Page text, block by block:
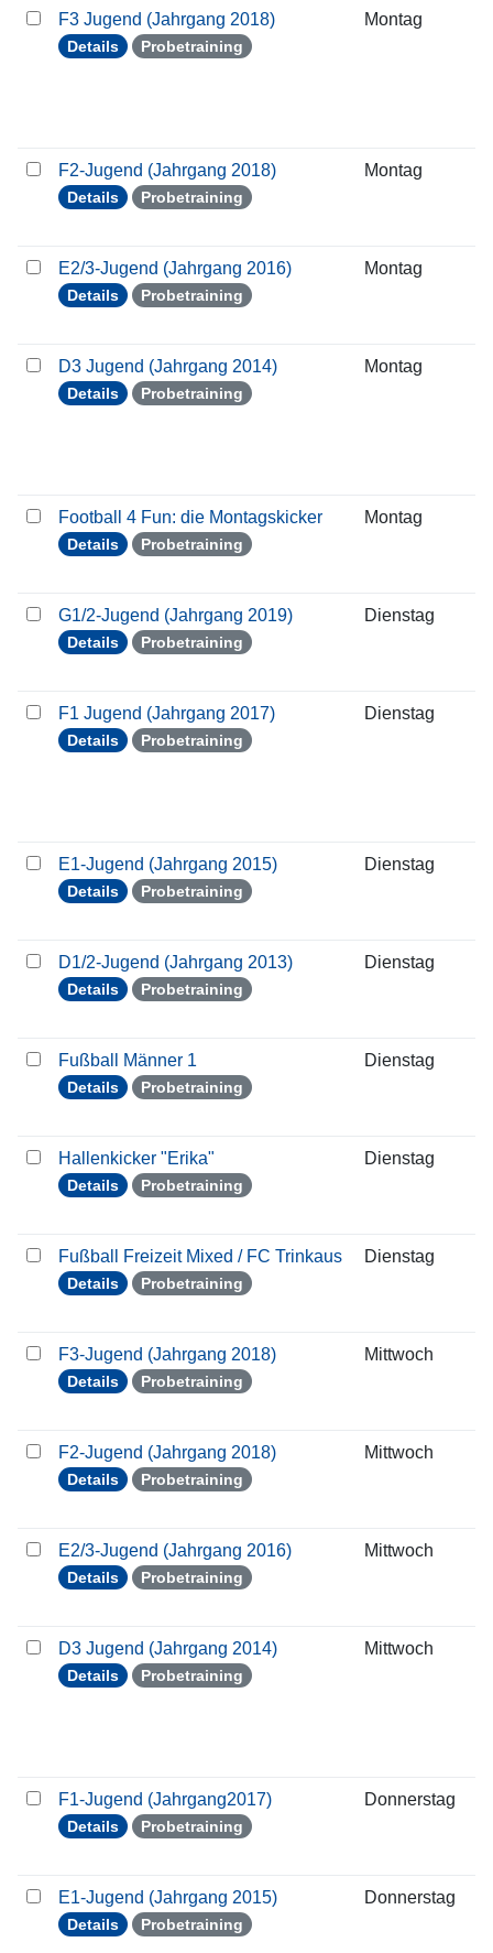
F3 Jugend (Jahrgang 2018)
Details Probetraining
Montag
F2-Jugend (Jahrgang 2018)
Details Probetraining
Montag
E2/3-Jugend (Jahrgang 2016)
Details Probetraining
Montag
D3 Jugend (Jahrgang 2014)
Details Probetraining
Montag
Football 4 Fun: die Montagskicker
Details Probetraining
Montag
G1/2-Jugend (Jahrgang 2019)
Details Probetraining
Dienstag
F1 Jugend (Jahrgang 2017)
Details Probetraining
Dienstag
E1-Jugend (Jahrgang 2015)
Details Probetraining
Dienstag
D1/2-Jugend (Jahrgang 2013)
Details Probetraining
Dienstag
Fußball Männer 1
Details Probetraining
Dienstag
Hallenkicker "Erika"
Details Probetraining
Dienstag
Fußball Freizeit Mixed / FC Trinkaus
Details Probetraining
Dienstag
F3-Jugend (Jahrgang 2018)
Details Probetraining
Mittwoch
F2-Jugend (Jahrgang 2018)
Details Probetraining
Mittwoch
E2/3-Jugend (Jahrgang 2016)
Details Probetraining
Mittwoch
D3 Jugend (Jahrgang 2014)
Details Probetraining
Mittwoch
F1-Jugend (Jahrgang2017)
Details Probetraining
Donnerstag
E1-Jugend (Jahrgang 2015)
Details Probetraining
Donnerstag